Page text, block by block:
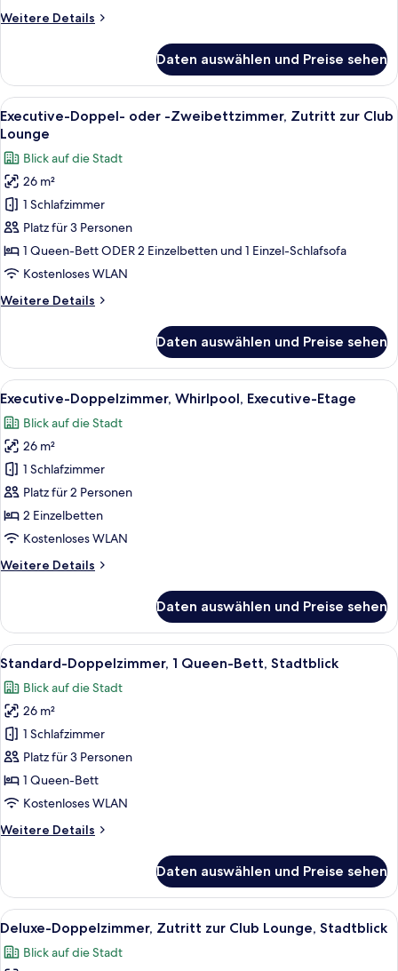
Balcony)
Weitere Details
Weitere
Doppelzimmer,
ohne
Fenster
(No
Balcony)
Daten auswählen und Preise sehen
Alle
Fotos
für
Executive-
Doppel-
oder
-
Zweibettzimmer,
Zutritt
Club
Ein Hotelzimmer mit einem großen
8
Executive-Doppel- oder -Zweibettzimmer, Zutritt zur Club
Lounge
Blick auf die Stadt
26 m²
1 Schlafzimmer
Platz für 3 Personen
1 Queen-Bett ODER 2 Einzelbetten und 1 Einzel-Schlafsofa
Kostenloses WLAN
Weitere Details
Weitere
Doppel-
oder
-
Zweibettzimmer,
Zutritt
zur
Club
Lounge
Daten auswählen und Preise sehen
Alle
Fotos
für
Executive-
Doppelzimmer,
Whirlpool,
Executive-
Etage
Ein modernes Hotelzimmer mit
10
Executive-Doppelzimmer, Whirlpool, Executive-Etage
Blick auf die Stadt
26 m²
1 Schlafzimmer
Platz für 2 Personen
2 Einzelbetten
Kostenloses WLAN
Weitere Details
Weitere
Doppelzimmer,
Whirlpool,
Executive-
Daten auswählen und Preise sehen
Alle
Fotos
für
Standard-
Doppelzimmer,
1
Queen-
Bett,
anzeigen
Ein Hotelzimmer mit einem
7
Standard-Doppelzimmer, 1 Queen-Bett, Stadtblick
Blick auf die Stadt
26 m²
1 Schlafzimmer
Platz für 3 Personen
1 Queen-Bett
Kostenloses WLAN
Weitere Details
Weitere
Doppelzimmer,
Queen-
Stadtblick
Daten auswählen und Preise sehen
Alle
Fotos
für
Ein modernes Hotelzimmer mit
8
Deluxe-Doppelzimmer, Zutritt zur Club Lounge, Stadtblick
Blick auf die Stadt